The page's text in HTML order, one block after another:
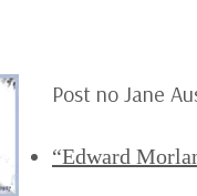
Post no Jane
“Edward